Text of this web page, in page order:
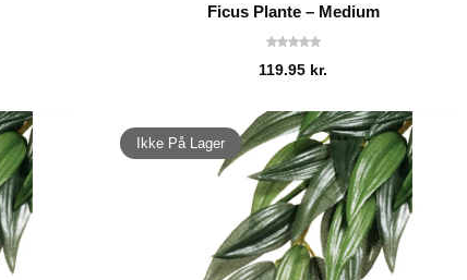
Ficus Plante – Medium
119.95 kr.
Ikke På Lager